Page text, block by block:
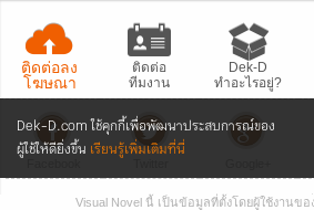
Dek-D.com ใช้คุกกี้เพื่อพัฒนาประสบการณ์ของ
ผู้ใช้ให้ดียิ่งขึ้น เรียนรู้เพิ่มเติมที่นี่
ติดต่อลง
โฆษณา
ติดต่อ
ทีมงาน
Dek-D
ทำอะไรอยู่?
• แจ้งปัญหาเว็บไซต์ • Dek-D เป็นข่าว • เ
Visual Novel นี้ เป็นข้อมูลที่ตั้งโดยผู้ใช้งานขอ